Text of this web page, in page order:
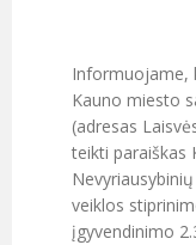
Informuojame,
Kauno miesto
(adresas
teikti paraiškas
veiklos
įgyvendinimo